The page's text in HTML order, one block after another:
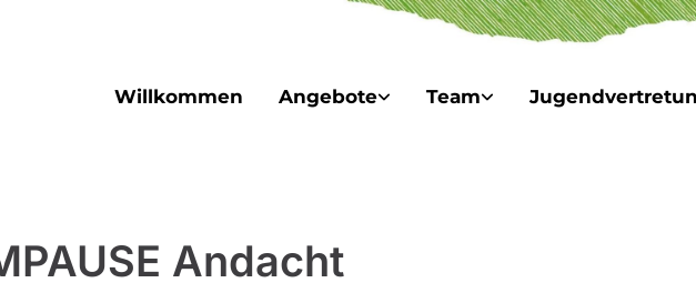
Willkommen Angebote Team
Andacht